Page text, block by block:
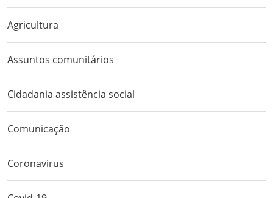
Agricultura
Assuntos comunitários
Cidadania assistência social
Comunicação
Coronavirus